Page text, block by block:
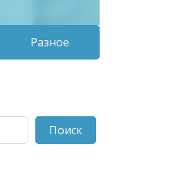
Разное
Поиск